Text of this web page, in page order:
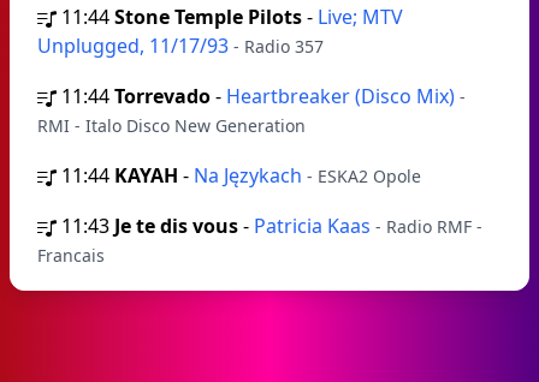
11:44Stone Temple Pilots- Live; MTV
Unplugged, 11/17/93 - Radio 357
11:44Torrevado- Heartbreaker (Disco Mix) -
RMI - Italo Disco New Generation
11:44 KAYAH - Na Językach - ESKA2 Opole
11:43 Je te dis vous- Patricia Kaas - Radio RMF -
Francais